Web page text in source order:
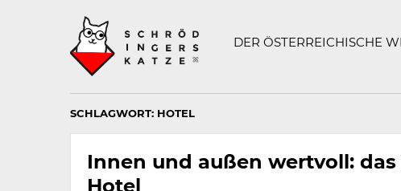
DER ÖSTERREICHISCHE
SCHLAGWORT: HOTEL
Innen und außen wertvoll: das
Hotel